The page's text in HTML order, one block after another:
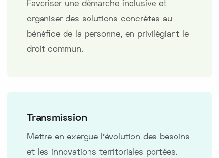
Favoriser une démarche inclusive et
organiser des solutions concrètes au
bénéfice de la personne, en privilégiant le
droit commun.
Transmission
Mettre en exergue l’évolution des besoins
et les innovations territoriales portées.